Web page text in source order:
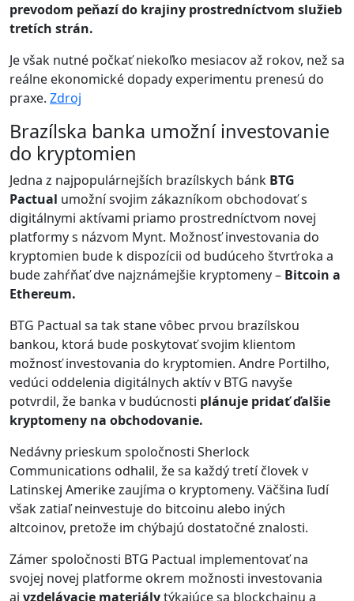
prevodom peňazí do krajiny prostredníctvom služieb
tretích strán.
Je však nutné počkať niekoľko mesiacov až rokov, než sa
reálne ekonomické dopady experimentu prenesú do
praxe. Zdroj
Brazílska banka umožní investovanie
do kryptomien
Jedna z najpopulárnejších brazílskych bánk BTG
Pactual umožní svojim zákazníkom obchodovať s
digitálnymi aktívami priamo prostredníctvom novej
platformy s názvom Mynt. Možnosť investovania do
kryptomien bude k dispozícii od budúceho štvrťroka a
bude zahŕňať dve najznámejšie kryptomeny – Bitcoin a
Ethereum.
BTG Pactual sa tak stane vôbec prvou brazílskou
bankou, ktorá bude poskytovať svojim klientom
možnosť investovania do kryptomien. Andre Portilho,
vedúci oddelenia digitálnych aktív v BTG navyše
potvrdil, že banka v budúcnosti plánuje pridať ďalšie
kryptomeny na obchodovanie.
Nedávny prieskum spoločnosti Sherlock
Communications odhalil, že sa každý tretí človek v
Latinskej Amerike zaujíma o kryptomeny. Väčšina ľudí
však zatiaľ neinvestuje do bitcoinu alebo iných
altcoinov, pretože im chýbajú dostatočné znalosti.
Zámer spoločnosti BTG Pactual implementovať na
svojej novej platforme okrem možnosti investovania
aj vzdelávacie materiálytýkajúce sa blockchainu a